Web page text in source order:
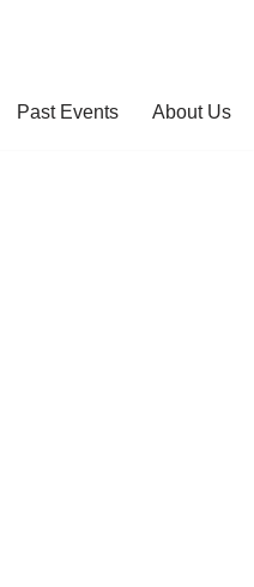
Past Events About Us